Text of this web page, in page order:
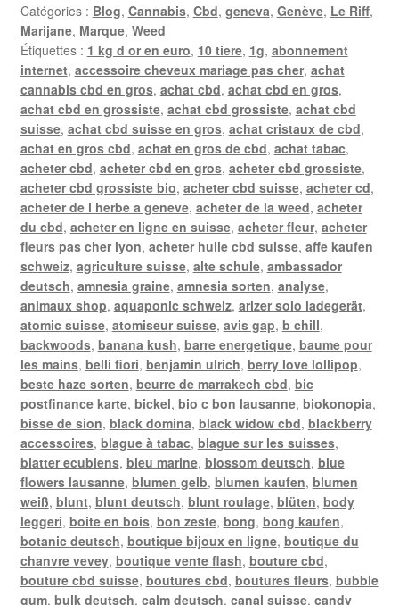
Catégories : Blog, Cannabis, Cbd, geneva, Genève, Le Riff,
Marijane, Marque, Weed
Étiquettes : 1 kg d or en euro, 10 tiere, 1g, abonnement
internet, accessoire cheveux mariage pas cher, achat
cannabis cbd en gros, achat cbd, achat cbd en gros,
achat cbd en grossiste, achat cbd grossiste, achat cbd
suisse, achat cbd suisse en gros, achat cristaux de cbd,
achat en gros cbd, achat en gros de cbd, achat tabac,
acheter cbd, acheter cbd en gros, acheter cbd grossiste,
acheter cbd grossiste bio, acheter cbd suisse, acheter cd,
acheter de l herbe a geneve, acheter de la weed, acheter
du cbd, acheter en ligne en suisse, acheter fleur, acheter
fleurs pas cher lyon, acheter huile cbd suisse, affe kaufen
schweiz, agriculture suisse, alte schule, ambassador
deutsch, amnesia graine, amnesia sorten, analyse,
animaux shop, aquaponic schweiz, arizer solo ladegerät,
atomic suisse, atomiseur suisse, avis gap, b chill,
backwoods, banana kush, barre energetique, baume pour
les mains, belli fiori, benjamin ulrich, berry love lollipop,
beste haze sorten, beurre de marrakech cbd, bic
postfinance karte, bickel, bio c bon lausanne, biokonopia,
bisse de sion, black domina, black widow cbd, blackberry
accessoires, blague à tabac, blague sur les suisses,
blatter ecublens, bleu marine, blossom deutsch, blue
flowers lausanne, blumen gelb, blumen kaufen, blumen
weiß, blunt, blunt deutsch, blunt roulage, blüten, body
leggeri, boite en bois, bon zeste, bong, bong kaufen,
botanic deutsch, boutique bijoux en ligne, boutique du
chanvre vevey, boutique vente flash, bouture cbd,
bouture cbd suisse, boutures cbd, boutures fleurs, bubble
gum, bulk deutsch, calm deutsch, canal suisse, candy